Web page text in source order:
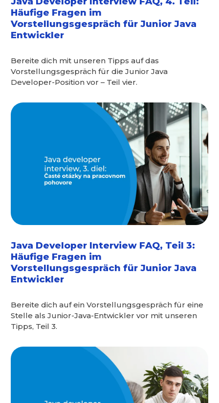
Häufige Fragen im
Vorstellungsgespräch für Junior Java
Entwickler
Bereite dich mit unseren Tipps auf das
Vorstellungsgespräch für die Junior Java
Developer-Position vor – Teil vier.
Java Developer Interview FAQ, Teil 3:
Häufige Fragen im
Vorstellungsgespräch für Junior Java
Entwickler
Bereite dich auf ein Vorstellungsgespräch für eine
Stelle als Junior-Java-Entwickler vor mit unseren
Tipps, Teil 3.